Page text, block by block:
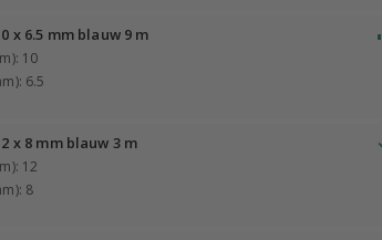
x 6.5 mm blauw 9 m
10
6.5
x 8 mm blauw 3 m
12
8